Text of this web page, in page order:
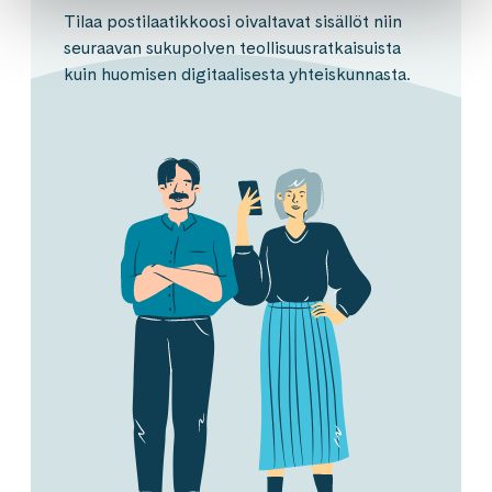
Tilaa postilaatikkoosi oivaltavat sisällöt niin
seuraavan sukupolven teollisuusratkaisuista
kuin huomisen digitaalisesta yhteiskunnasta.